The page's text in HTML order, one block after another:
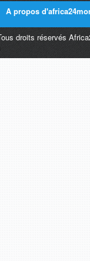
A propos
droits réservés